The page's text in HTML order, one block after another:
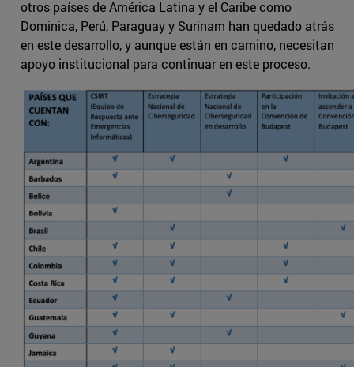
otros países de América Latina y el Caribe como
Dominica, Perú, Paraguay y Surinam han quedado atrás
en este desarrollo, y aunque están en camino, necesitan
apoyo institucional para continuar en este proceso.